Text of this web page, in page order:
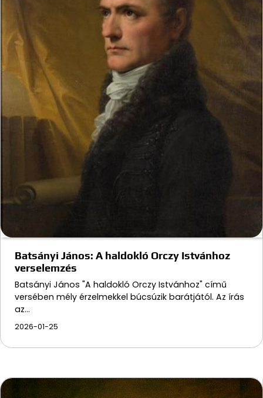
Batsányi János: A haldokló Orczy Istvánhoz
verselemzés
Batsányi János "A haldokló Orczy Istvánhoz" című
versében mély érzelmekkel búcsúzik barátjától. Az írás
az…
2026-01-25